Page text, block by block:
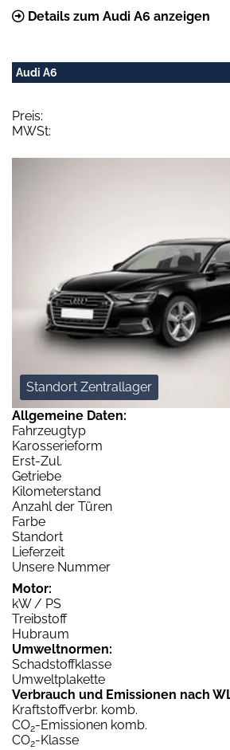
Details zum Audi A6 anzeigen
Audi A6
Preis:
MWSt:
Standort Zentrallager
Allgemeine Daten:
Fahrzeugtyp
Karosserieform
Erst-Zul.
Getriebe
Kilometerstand
Anzahl der Türen
Farbe
Standort
Lieferzeit
Unsere Nummer
Motor:
kW / PS
Treibstoff
Hubraum
Umweltnormen:
Schadstoffklasse
Umweltplakette
Verbrauch und Emissionen nach
Kraftstoffverbr. komb.
CO2-Emissionen komb.
CO2-Klasse